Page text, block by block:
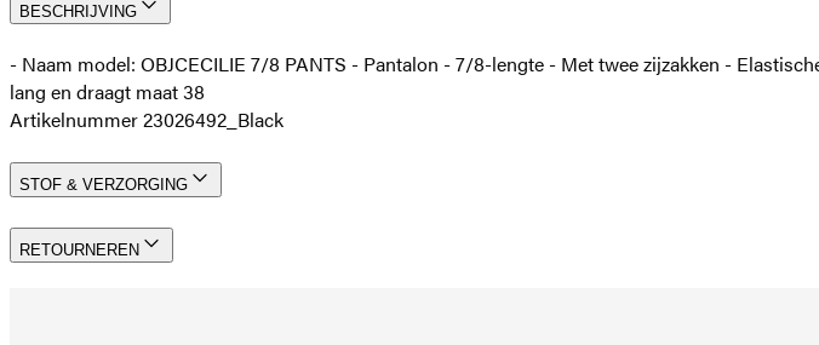
BESCHRIJVING
- Naam model: OBJCECILIE 7/8 PANTS - Pantalon - 7/8-lengte - Met twee zijzakken -
lang en draagt maat 38
Artikelnummer 23026492_Black
STOF & VERZORGING
RETOURNEREN